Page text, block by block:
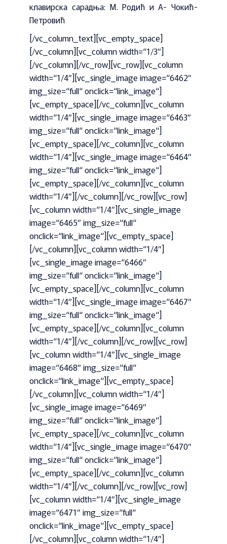
клавирска сарадња: М. Родић и А- Чокић-
Петровић
[/vc_column_text][vc_empty_space]
[/vc_column][vc_column width=“1/3″]
[/vc_column][/vc_row][vc_row][vc_column
width=“1/4″][vc_single_image image=“6462″
img_size=“full“ onclick=“link_image“]
[vc_empty_space][/vc_column][vc_column
width=“1/4″][vc_single_image image=“6463″
img_size=“full“ onclick=“link_image“]
[vc_empty_space][/vc_column][vc_column
width=“1/4″][vc_single_image image=“6464″
img_size=“full“ onclick=“link_image“]
[vc_empty_space][/vc_column][vc_column
width=“1/4″][/vc_column][/vc_row][vc_row]
[vc_column width=“1/4″][vc_single_image
image=“6465″ img_size=“full“
onclick=“link_image“][vc_empty_space]
[/vc_column][vc_column width=“1/4″]
[vc_single_image image=“6466″
img_size=“full“ onclick=“link_image“]
[vc_empty_space][/vc_column][vc_column
width=“1/4″][vc_single_image image=“6467″
img_size=“full“ onclick=“link_image“]
[vc_empty_space][/vc_column][vc_column
width=“1/4″][/vc_column][/vc_row][vc_row]
[vc_column width=“1/4″][vc_single_image
image=“6468″ img_size=“full“
onclick=“link_image“][vc_empty_space]
[/vc_column][vc_column width=“1/4″]
[vc_single_image image=“6469″
img_size=“full“ onclick=“link_image“]
[vc_empty_space][/vc_column][vc_column
width=“1/4″][vc_single_image image=“6470″
img_size=“full“ onclick=“link_image“]
[vc_empty_space][/vc_column][vc_column
width=“1/4″][/vc_column][/vc_row][vc_row]
[vc_column width=“1/4″][vc_single_image
image=“6471″ img_size=“full“
onclick=“link_image“][vc_empty_space]
[/vc_column][vc_column width=“1/4″]